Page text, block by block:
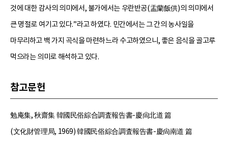
것에 대한 감사의 의미에서, 불가에서는 우란반공(盂蘭飯供)의 의미에서
큰 명절로 여기고 있다.”라고 하였다. 민간에서는 그 간의 농사일을
마무리하고 백 가지 곡식을 마련하느라 수고하였으니, 좋은 음식을 골고루
먹으라는 의미로 해석하고 있다.
참고문헌
勉庵集, 秋齋集 韓國民俗綜合調査報告書-慶尙北道 篇
(文化財管理局, 1969) 韓國民俗綜合調査報告書-慶尙南道 篇